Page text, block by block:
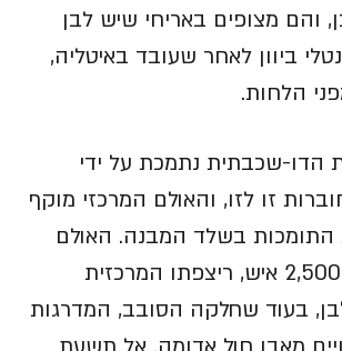
והם מצופים באריחי שיש לבן
ביוון לאחר שעובד באיטליה,
הלחות.
הדו-שכבתית נתמכת על ידי
זו לזו, והאולם המרכזי מוקף
בשלד המבנה. האולם
יכול להכיל עד 2,500 איש, ריצפתו המרכזית
בעוד שחלקה הסובב, המדרגות